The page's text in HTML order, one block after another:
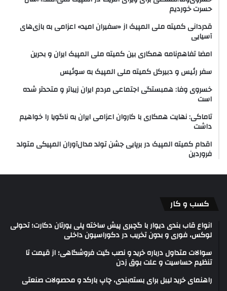
حسرت خوردیم
قدردانی کمیته ملی المپیک از «سفیران امید» اعزامی به بازی‌های
آسیایی
امضا تفاهم‌نامه همکاری بین کمیته ملی المپیک ایران و بحرین
سفر رئیس و دبیرکل کمیته ملی المپیک به سوئیس
خسروی وفا: همبستگی اجتماعی مردم ایران زیباتر و متحدتر شده
است
تاماکی: نهایت همکاری با کاروان اعزامی ایران به ناگویا را خواهیم
داشت
اقدام کمیته المپیک در برپایی جشن تولد مدال‌آوران المپیکی متولد
فروردین
کسب و کار
انواع قاب بندی دیوار با گچبری پیش ساخته پلی یورتان دکارت؛ تحولی
لوکس، فوری و بدون تخریب در دکوراسیون داخلی
سوالات متداول درباره خرید و نصب گیت فروشگاهی؛ از قیمت تا
تنظیم حساسیت و علت بوق زدن
راهنمای خرید لیبل برای بسته‌بندی، چاپ بارکد و محصولات صنعتی